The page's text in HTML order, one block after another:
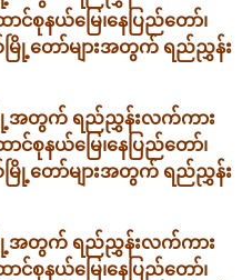
ာင်စုနယ်မြေ၊နေပြည်တော်၊
မြို့တော်များအတွက် ရည်ညွှန်း
မြို့အတွက် ရည်ညွှန်းလက်ကား
ာင်စုနယ်မြေ၊နေပြည်တော်၊
မြို့တော်များအတွက် ရည်ညွှန်း
မြို့အတွက် ရည်ညွှန်းလက်ကား
ာင်စုနယ်မြေ၊နေပြည်တော်၊